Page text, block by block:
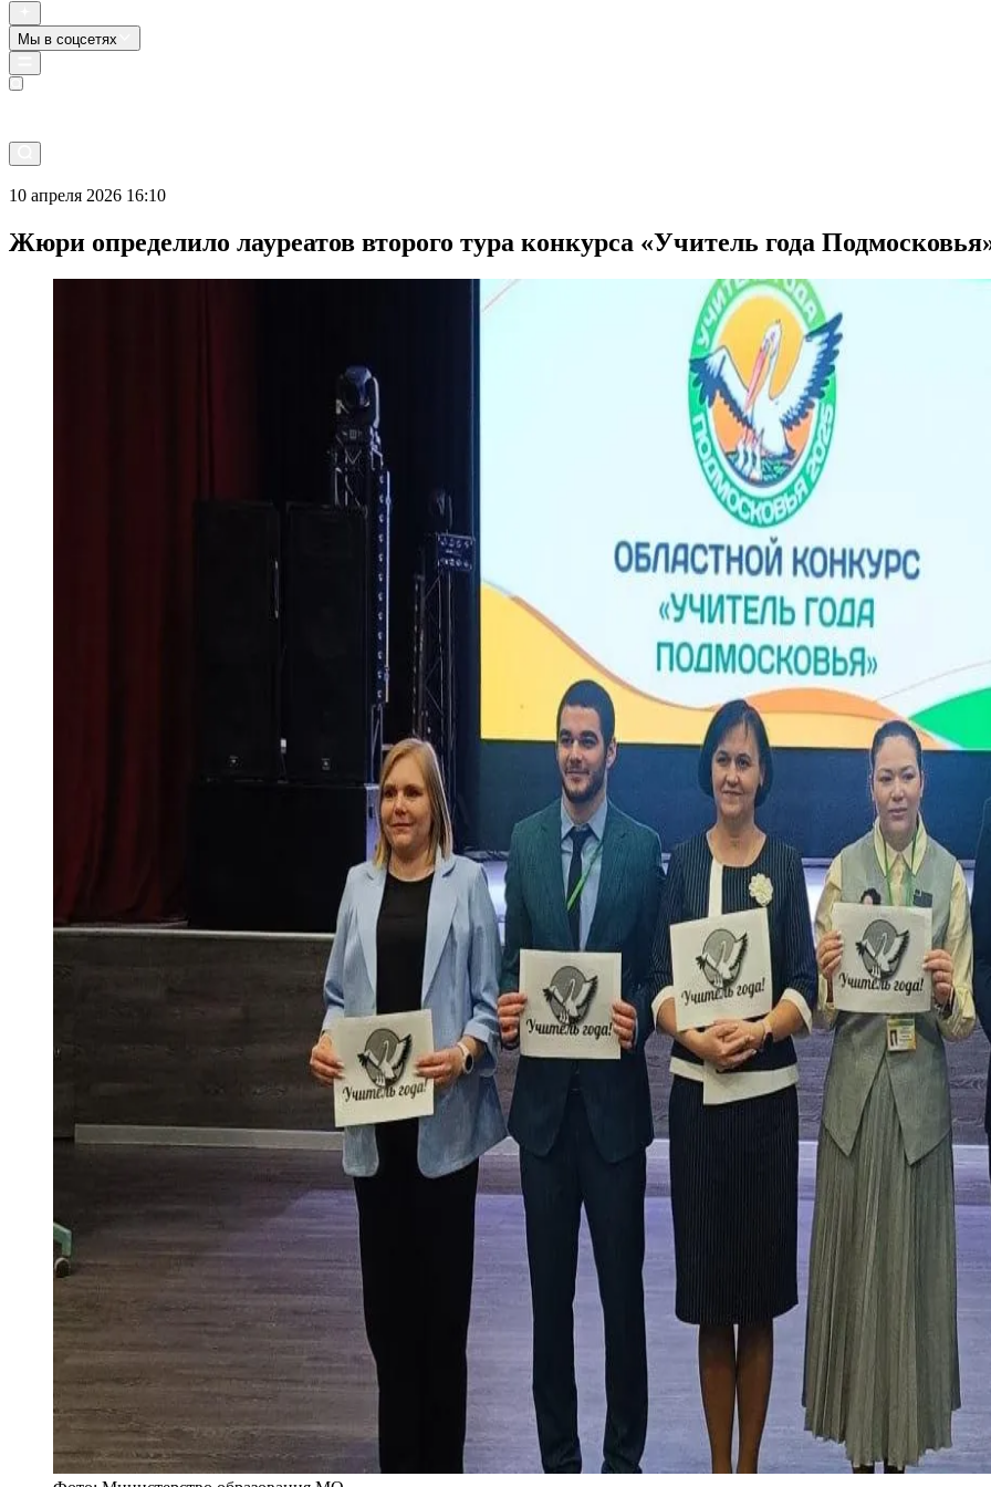
Мы в соцсетях
10 апреля 2026 16:10
Жюри определило лауреатов второго тура конкурса «Учитель года